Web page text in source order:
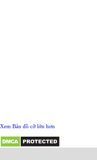
Xem Bản đồ cỡ lớn hơn